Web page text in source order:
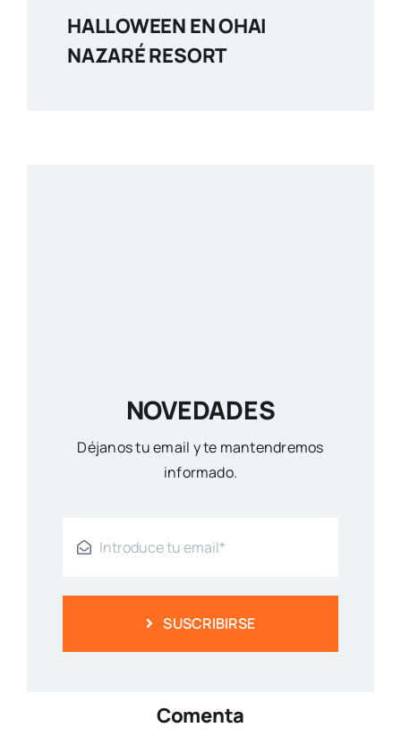
HALLOWEEN EN OHAI
NAZARÉ RESORT
NOVEDADES
Déjanos tu email y te mantendremos
informado.
SUSCRIBIRSE
Comenta